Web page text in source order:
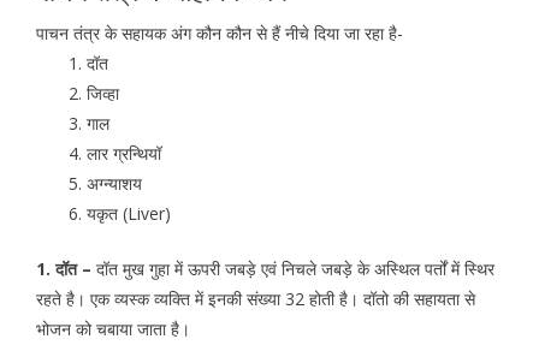
पाचन तंत्र के सहायक अंग कौन कौन से हैं नीचे दिया जा रहा है-
दॉत
जिव्हा
गाल
लार ग्रन्थियॉ
अग्न्याशय
यकृत (Liver)
1. दॉत – दॉत मुख गुहा में ऊपरी जबड़े एवं निचले जबड़े के अस्थिल पर्तों में स्थिर
रहते है। एक व्यस्क व्यक्ति में इनकी संख्या 32 होती है। दॉतो की सहायता से
भोजन को चबाया जाता है।